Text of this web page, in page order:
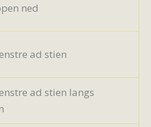
ned
ad stien
ad stien langs